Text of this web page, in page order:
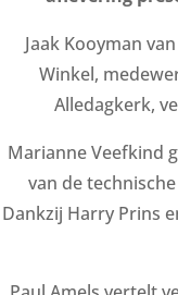
Jaak Kooyman
Winkel,
Alledagkerk,
Marianne Veefkind
van de
Dankzij Harry Prins